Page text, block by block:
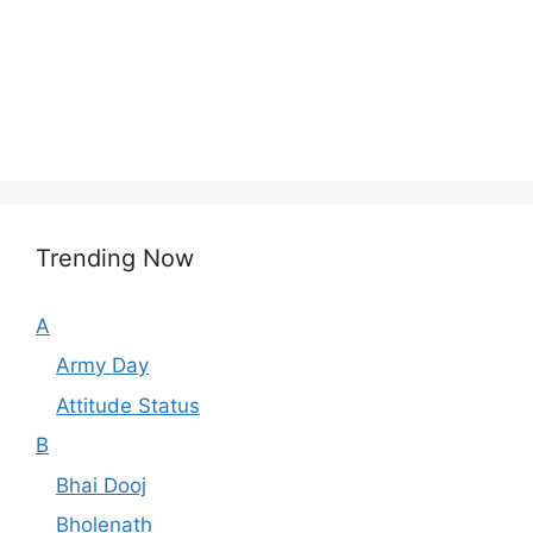
Trending Now
A
Army Day
Attitude Status
B
Bhai Dooj
Bholenath